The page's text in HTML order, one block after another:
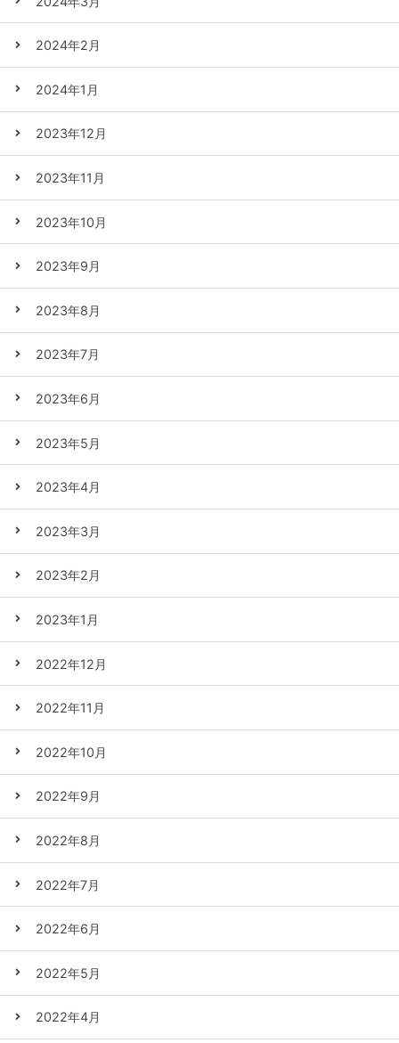
2024年2月
2024年1月
2023年12月
2023年11月
2023年10月
2023年9月
2023年8月
2023年7月
2023年6月
2023年5月
2023年4月
2023年3月
2023年2月
2023年1月
2022年12月
2022年11月
2022年10月
2022年9月
2022年8月
2022年7月
2022年6月
2022年5月
2022年4月